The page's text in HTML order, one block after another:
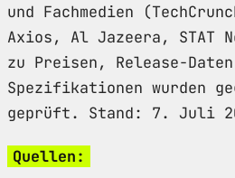
und Fachmedien
Axios, Al Jazeera, STAT
zu Preisen, Release-
Spezifikationen wurden
geprüft. Stand: 7. Juli
Quellen: